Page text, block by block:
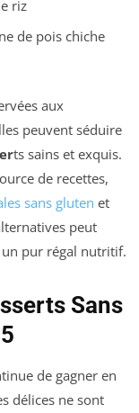
riz
de pois chiche
aux
peuvent séduire
ts sains et exquis.
de recettes,
sans gluten et
peut
pur régal nutritif.
Sans
de gagner en
délices ne sont